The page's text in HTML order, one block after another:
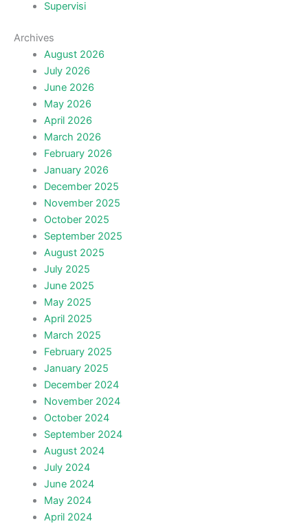
Supervisi
Archives
August 2026
July 2026
June 2026
May 2026
April 2026
March 2026
February 2026
January 2026
December 2025
November 2025
October 2025
September 2025
August 2025
July 2025
June 2025
May 2025
April 2025
March 2025
February 2025
January 2025
December 2024
November 2024
October 2024
September 2024
August 2024
July 2024
June 2024
May 2024
April 2024